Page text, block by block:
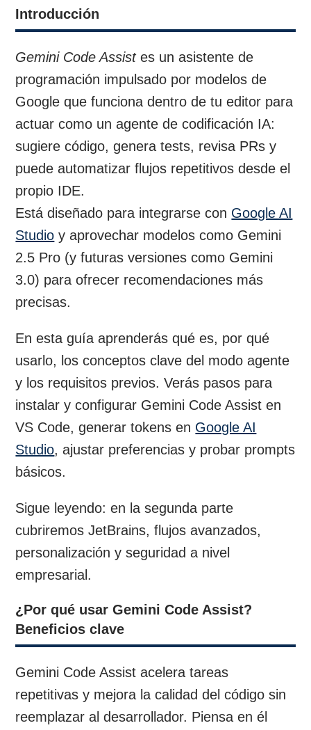
Introducción
Gemini Code Assistes un asistente de
programación impulsado por modelos de
Google que funciona dentro de tu editor para
actuar como un agente de codificación IA:
sugiere código, genera tests, revisa PRs y
puede automatizar flujos repetitivos desde el
propio IDE.
Está diseñado para integrarse con Google AI
Studio y aprovechar modelos como Gemini
2.5 Pro (y futuras versiones como Gemini
3.0) para ofrecer recomendaciones más
precisas.
En esta guía aprenderás qué es, por qué
usarlo, los conceptos clave del modo agente
y los requisitos previos. Verás pasos para
instalar y configurar Gemini Code Assist en
VS Code, generar tokens en Google AI
Studio, ajustar preferencias y probar prompts
básicos.
Sigue leyendo: en la segunda parte
cubriremos JetBrains, flujos avanzados,
personalización y seguridad a nivel
empresarial.
¿Por qué usar Gemini Code Assist?
Beneficios clave
Gemini Code Assist acelera tareas
repetitivas y mejora la calidad del código sin
reemplazar al desarrollador. Piensa en él